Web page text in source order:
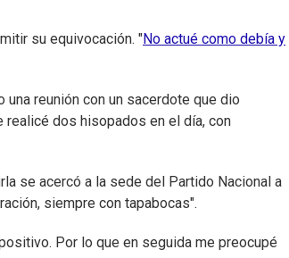
su equivocación. "No actué como debía y
reunión con un sacerdote que dio
realicé dos hisopados en el día, con
se acercó a la sede del Partido Nacional a
siempre con tapabocas".
Por lo que en seguida me preocupé